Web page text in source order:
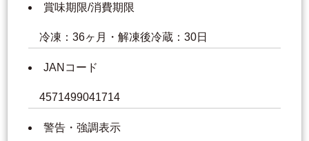
賞味期限/消費期限
冷凍：36ヶ月・解凍後冷蔵：30日
JANコード
4571499041714
警告・強調表示